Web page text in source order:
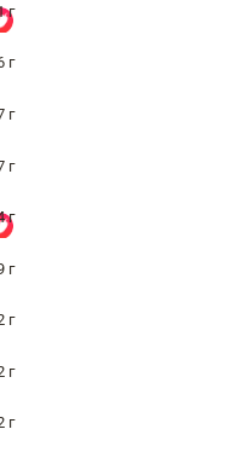
г
г
г
г
г
г
г
г
г